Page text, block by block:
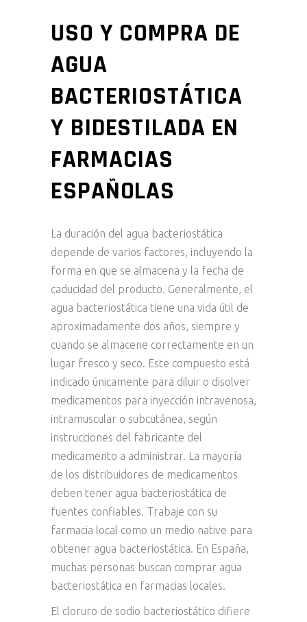
USO Y COMPRA DE
AGUA
BACTERIOSTÁTICA
Y BIDESTILADA EN
FARMACIAS
ESPAÑOLAS
La duración del agua bacteriostática
depende de varios factores, incluyendo la
forma en que se almacena y la fecha de
caducidad del producto. Generalmente, el
agua bacteriostática tiene una vida útil de
aproximadamente dos años, siempre y
cuando se almacene correctamente en un
lugar fresco y seco. Este compuesto está
indicado únicamente para diluir o disolver
medicamentos para inyección intravenosa,
intramuscular o subcutánea, según
instrucciones del fabricante del
medicamento a administrar. La mayoría
de los distribuidores de medicamentos
deben tener agua bacteriostática de
fuentes confiables. Trabaje con su
farmacia local como un medio native para
obtener agua bacteriostática. En España,
muchas personas buscan comprar agua
bacteriostática en farmacias locales.
El cloruro de sodio bacteriostático difiere